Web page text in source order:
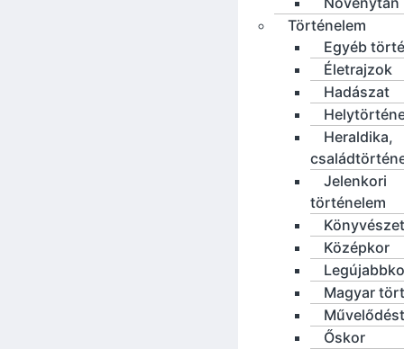
Történelem
Egyéb
Életrajzok
Hadászat
Heraldika,
Jelenkori
történelem
Könyvészet
Középkor
Magyar
Őskor